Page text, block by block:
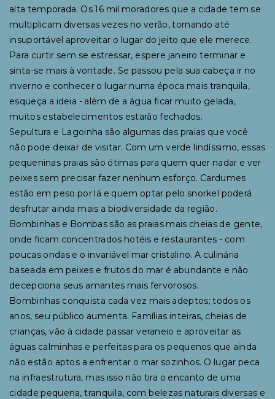
alta temporada. Os 16 mil moradores que a cidade tem se
multiplicam diversas vezes no verão, tornando até
insuportável aproveitar o lugar do jeito que ele merece.
Para curtir sem se estressar, espere janeiro terminar e
sinta-se mais à vontade. Se passou pela sua cabeça ir no
inverno e conhecer o lugar numa época mais tranquila,
esqueça a ideia - além de a água ficar muito gelada,
muitos estabelecimentos estarão fechados.
Sepultura e Lagoinha são algumas das praias que você
não pode deixar de visitar. Com um verde lindíssimo, essas
pequeninas praias são ótimas para quem quer nadar e ver
peixes sem precisar fazer nenhum esforço. Cardumes
estão em peso por lá e quem optar pelo snorkel poderá
desfrutar ainda mais a biodiversidade da região.
Bombinhas e Bombas são as praias mais cheias de gente,
onde ficam concentrados hotéis e restaurantes - com
poucas ondas e o invariável mar cristalino. A culinária
baseada em peixes e frutos do mar é abundante e não
decepciona seus amantes mais fervorosos.
Bombinhas conquista cada vez mais adeptos; todos os
anos, seu público aumenta. Famílias inteiras, cheias de
crianças, vão à cidade passar veraneio e aproveitar as
águas calminhas e perfeitas para os pequenos que ainda
não estão aptos a enfrentar o mar sozinhos. O lugar peca
na infraestrutura, mas isso não tira o encanto de uma
cidade pequena, tranquila, com belezas naturais diversas e